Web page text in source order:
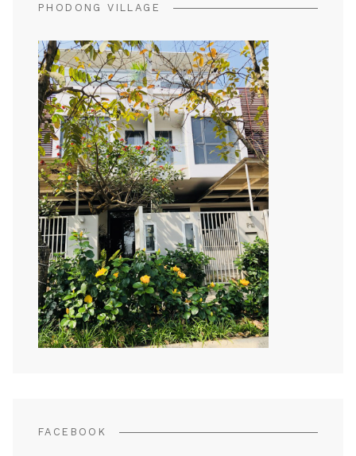
PHODONG VILLAGE
FACEBOOK